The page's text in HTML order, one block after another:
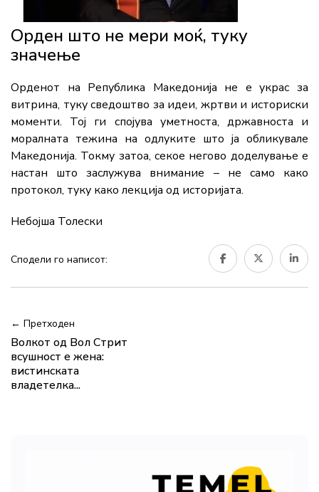
Орден што не мери моќ, туку
значење
Орденот на Република Македонија не е украс за
витрина, туку сведоштво за идеи, жртви и историски
моменти. Тој ги спојува уметноста, државноста и
моралната тежина на одлуките што ја обликувале
Македонија. Токму затоа, секое негово доделување е
настан што заслужува внимание – не само како
протокол, туку како лекција од историјата.
Небојша Толески
Сподели го написот:
← Претходен
Волкот од Вол Стрит
всушност е жена:
вистинската
владетелка...